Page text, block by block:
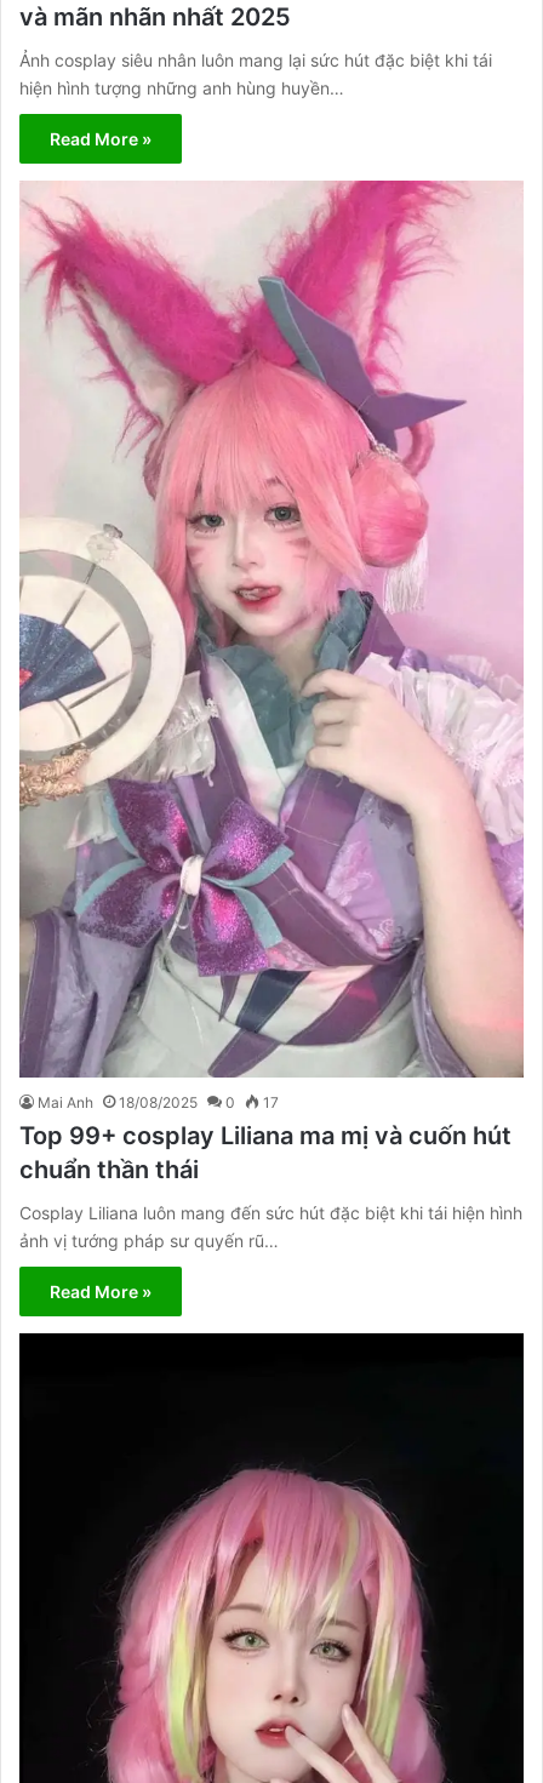
và mãn nhãn nhất 2025
Ảnh cosplay siêu nhân luôn mang lại sức hút đặc biệt khi tái
hiện hình tượng những anh hùng huyền…
Read More »
Mai Anh 18/08/2025 0 17
Top 99+ cosplay Liliana ma mị và cuốn hút
chuẩn thần thái
Cosplay Liliana luôn mang đến sức hút đặc biệt khi tái hiện hình
ảnh vị tướng pháp sư quyến rũ…
Read More »